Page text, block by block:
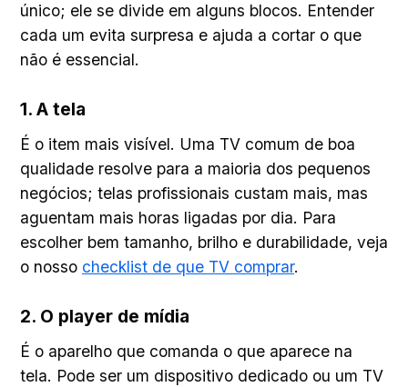
único; ele se divide em alguns blocos. Entender
cada um evita surpresa e ajuda a cortar o que
não é essencial.
1. A tela
É o item mais visível. Uma TV comum de boa
qualidade resolve para a maioria dos pequenos
negócios; telas profissionais custam mais, mas
aguentam mais horas ligadas por dia. Para
escolher bem tamanho, brilho e durabilidade, veja
o nosso checklist de que TV comprar.
2. O player de mídia
É o aparelho que comanda o que aparece na
tela. Pode ser um dispositivo dedicado ou um TV